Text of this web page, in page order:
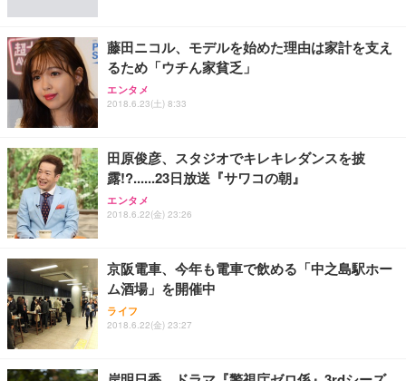
藤田ニコル、モデルを始めた理由は家計を支え
るため「ウチん家貧乏」
エンタメ
2018.6.23(土) 8:33
田原俊彦、スタジオでキレキレダンスを披
露!?......23日放送『サワコの朝』
エンタメ
2018.6.22(金) 23:26
京阪電車、今年も電車で飲める「中之島駅ホー
ム酒場」を開催中
ライフ
2018.6.22(金) 23:27